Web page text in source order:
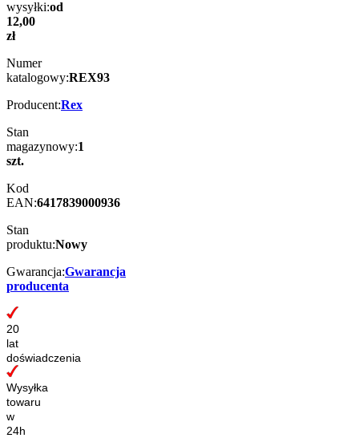
wysyłki:od
12,00
zł
Numer
katalogowy:REX93
Producent:Rex
Stan
magazynowy:1
szt.
Kod
EAN:6417839000936
Stan
produktu:Nowy
Gwarancja:Gwarancja
producenta
20
lat
doświadczenia
Wysyłka
towaru
w
24h